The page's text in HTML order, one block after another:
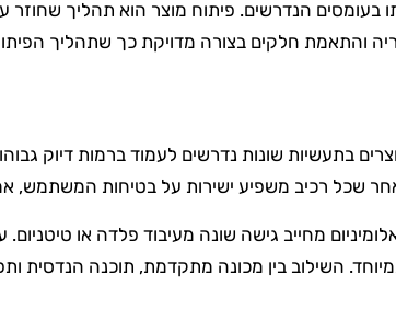
הנדרשים. פיתוח מוצר הוא תהליך שחוזר
והתאמת חלקים בצורה מדויקת כך שתהליך
בתעשיות שונות נדרשים לעמוד ברמות דיוק
שכל רכיב משפיע ישירות על בטיחות המשתמש,
מחייב גישה שונה מעיבוד פלדה או
השילוב בין מכונה מתקדמת, תוכנה הנדסית